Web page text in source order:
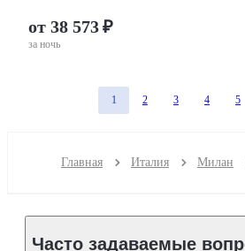
от 38 573 ₽
за ночь
1 2 3 4 5
Главная Италия Милан
Часто задаваемые